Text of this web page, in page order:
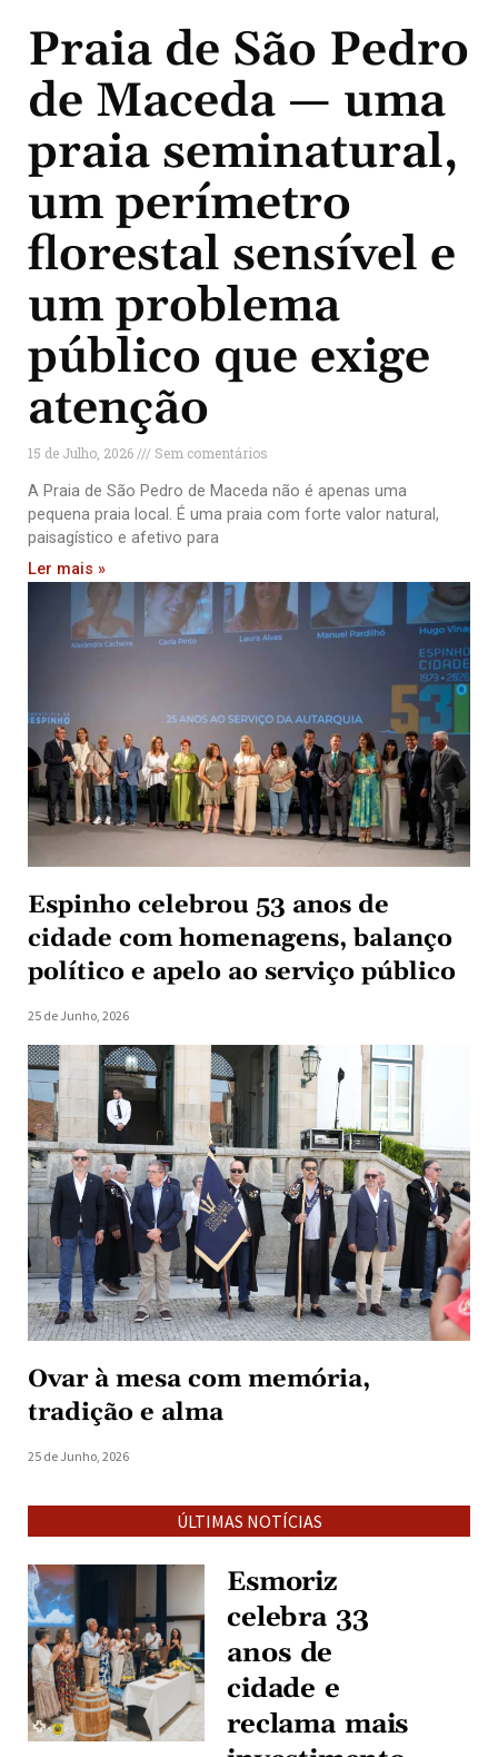
Praia de São Pedro
de Maceda — uma
praia seminatural,
um perímetro
florestal sensível e
um problema
público que exige
atenção
15 de Julho, 2026 Sem comentários
A Praia de São Pedro de Maceda não é apenas uma
pequena praia local. É uma praia com forte valor natural,
paisagístico e afetivo para
Ler mais »
Espinho celebrou 53 anos de
cidade com homenagens, balanço
político e apelo ao serviço público
25 de Junho, 2026
Ovar à mesa com memória,
tradição e alma
25 de Junho, 2026
ÚLTIMAS NOTÍCIAS
Esmoriz
celebra 33
anos de
cidade e
reclama mais